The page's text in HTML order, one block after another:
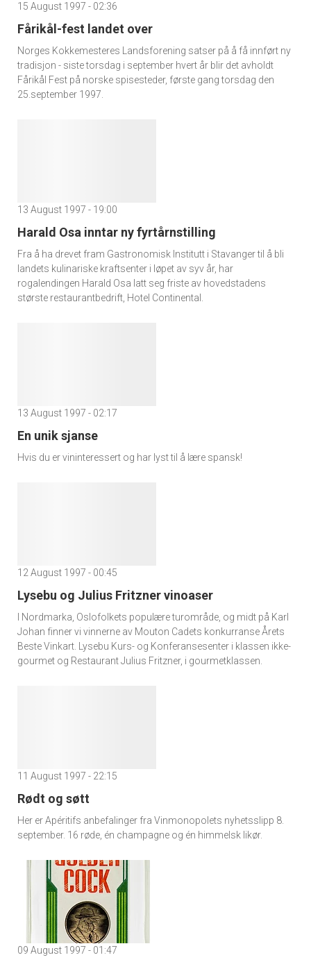
15 August 1997 - 02:36
Fårikål-fest landet over
Norges Kokkemesteres Landsforening satser på å få innført ny
tradisjon - siste torsdag i september hvert år blir det avholdt
Fårikål Fest på norske spisesteder, første gang torsdag den
25.september 1997.
13 August 1997 - 19:00
Harald Osa inntar ny fyrtårnstilling
Fra å ha drevet fram Gastronomisk Institutt i Stavanger til å bli
landets kulinariske kraftsenter i løpet av syv år, har
rogalendingen Harald Osa latt seg friste av hovedstadens
største restaurantbedrift, Hotel Continental.
13 August 1997 - 02:17
En unik sjanse
Hvis du er vininteressert og har lyst til å lære spansk!
12 August 1997 - 00:45
Lysebu og Julius Fritzner vinoaser
I Nordmarka, Oslofolkets populære turområde, og midt på Karl
Johan finner vi vinnerne av Mouton Cadets konkurranse Årets
Beste Vinkart. Lysebu Kurs- og Konferansesenter i klassen ikke-
gourmet og Restaurant Julius Fritzner, i gourmetklassen.
11 August 1997 - 22:15
Rødt og søtt
Her er Apéritifs anbefalinger fra Vinmonopolets nyhetsslipp 8.
september. 16 røde, én champagne og én himmelsk likør.
09 August 1997 - 01:47